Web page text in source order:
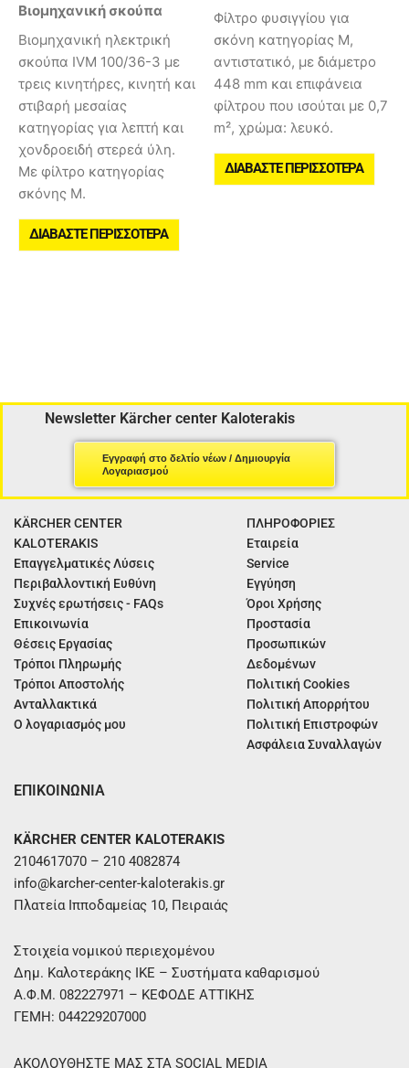
Βιομηχανική σκούπα
Βιομηχανική ηλεκτρική
σκούπα IVM 100/36-3 με
τρεις κινητήρες, κινητή και
στιβαρή μεσαίας
κατηγορίας για λεπτή και
χονδροειδή στερεά ύλη.
Με φίλτρο κατηγορίας
σκόνης M.
ΔΙΑΒΆΣΤΕ ΠΕΡΙΣΣΌΤΕΡΑ
Φίλτρο φυσιγγίου για
σκόνη κατηγορίας M,
αντιστατικό, με διάμετρο
448 mm και επιφάνεια
φίλτρου που ισούται με 0,7
m², χρώμα: λευκό.
ΔΙΑΒΆΣΤΕ ΠΕΡΙΣΣΌΤΕΡΑ
Newsletter Kärcher center Kaloterakis
Εγγραφή στο δελτίο νέων / Δημιουργία
Λογαριασμού
KÄRCHER CENTER
KALOTERAKIS
Επαγγελματικές Λύσεις
Περιβαλλοντική Ευθύνη
Συχνές ερωτήσεις - FAQs
Επικοινωνία
Θέσεις Εργασίας
Τρόποι Πληρωμής
Τρόποι Αποστολής
Ανταλλακτικά
Ο λογαριασμός μου
ΠΛΗΡΟΦΟΡΙΕΣ
Εταιρεία
Service
Εγγύηση
Όροι Χρήσης
Προστασία
Προσωπικών
Δεδομένων
Πολιτική Cookies
Πολιτική Απορρήτου
Πολιτική Επιστροφών
Ασφάλεια Συναλλαγών
ΕΠΙΚΟΙΝΩΝΙΑ
KÄRCHER CENTER KALOTERAKIS
2104617070 – 210 4082874
info@karcher-center-kaloterakis.gr
Πλατεία Ιπποδαμείας 10, Πειραιάς
Στοιχεία νομικού περιεχομένου
Δημ. Καλοτεράκης ΙΚΕ – Συστήματα καθαρισμού
Α.Φ.Μ. 082227971 – ΚΕΦΟΔΕ ΑΤΤΙΚΗΣ
ΓΕΜΗ: 044229207000
ΑΚΟΛΟΥΘΗΣΤΕ ΜΑΣ ΣΤΑ SOCIAL MEDIA